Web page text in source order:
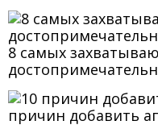
8 самых
причин добавить